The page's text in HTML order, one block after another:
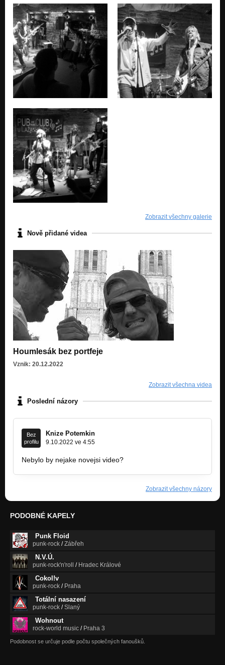
Zobrazit všechny galerie
Nově přidané videa
Houmlesák bez portfeje
Vznik: 20.12.2022
Zobrazit všechna videa
Poslední názory
Bez
profilu
Knize Potemkin
9.10.2022 ve 4:55
Nebylo by nejake novejsi video?
Zobrazit všechny názory
PODOBNÉ KAPELY
Punk Floid
punk-rock /Zábřeh
N.V.Ú.
punk-rock'n'roll / Hradec Králové
Cokol!v
punk-rock / Praha
Totální nasazení
punk-rock /Slaný
Wohnout
rock-world music / Praha 3
Podobnost se určuje podle počtu společných fanoušků.